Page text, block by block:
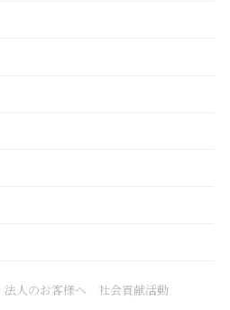
法人のお客様へ 社会貢献活動